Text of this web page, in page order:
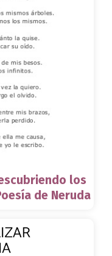
los
de Neruda